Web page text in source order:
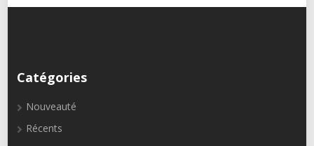
Catégories
Nouveauté
Récents